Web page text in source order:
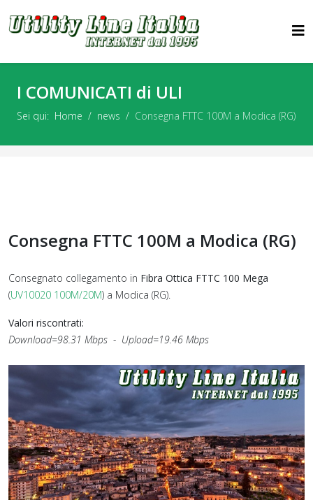
I COMUNICATI di ULI
Sei qui: Home news Consegna FTTC 100M a Modica (RG)
Consegna FTTC 100M a Modica (RG)
Consegnato collegamento in Fibra Ottica FTTC 100 Mega
(UV10020 100M/20M) a Modica (RG).
Valori riscontrati:
Download=98.31 Mbps - Upload=19.46 Mbps